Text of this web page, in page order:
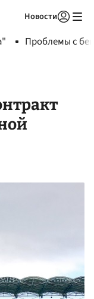
Новости
Проблемы с